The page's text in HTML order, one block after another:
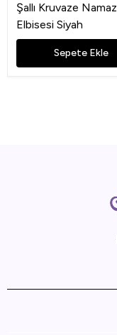
Şallı Kruvaze Namaz
Elbisesi Siyah
Sepete Ekle